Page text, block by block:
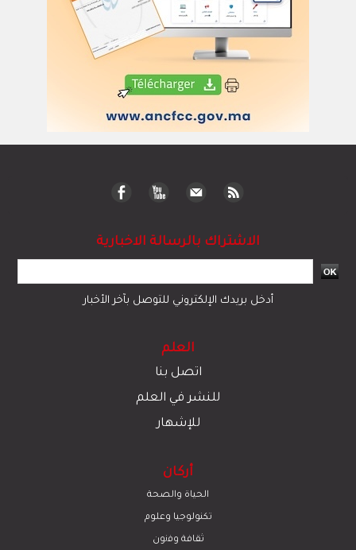
الاشتراك بالرسالة الاخبارية
أدخل بريدك الإلكتروني للتوصل بآخر الأخبار
العلم
اتصل بنا
للنشر في العلم
للإشهار
أركان
الحياة والصحة
تكنولوجيا وعلوم
ﺛﻘﺎﻓﺔ وﻓﻧون